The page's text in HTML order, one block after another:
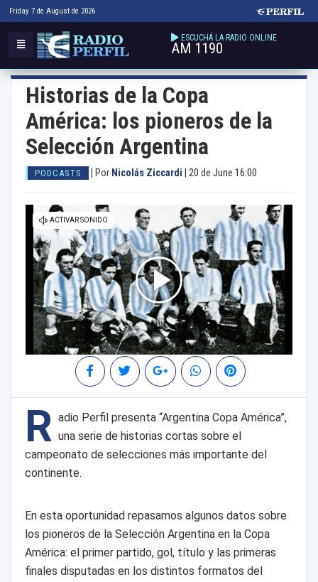
Friday 7 de August de 2026
ESCUCHÁ LA RADIO ONLINE
AM 1190
Historias de la Copa
América: los pioneros de la
Selección Argentina
PODCASTS Por Nicolás Ziccardi 20 de June 16:00
R adio Perfil presenta “Argentina Copa América”,
una serie de historias cortas sobre el
campeonato de selecciones más importante del
continente.
En esta oportunidad repasamos algunos datos sobre
los pioneros de la Selección Argentina en la Copa
América: el primer partido, gol, título y las primeras
finales disputadas en los distintos formatos del